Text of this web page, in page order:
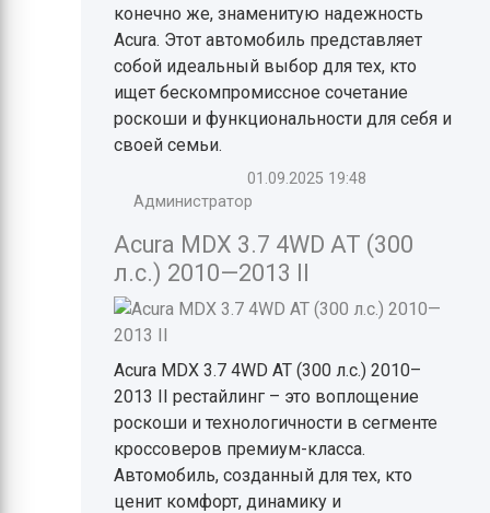
конечно же, знаменитую надежность
Acura. Этот автомобиль представляет
собой идеальный выбор для тех, кто
ищет бескомпромиссное сочетание
роскоши и функциональности для себя и
своей семьи.
01.09.2025 19:48
Администратор
Acura MDX 3.7 4WD AT (300
л.с.) 2010—2013 II
Acura MDX 3.7 4WD AT (300 л.с.) 2010–
2013 II рестайлинг – это воплощение
роскоши и технологичности в сегменте
кроссоверов премиум-класса.
Автомобиль, созданный для тех, кто
ценит комфорт, динамику и